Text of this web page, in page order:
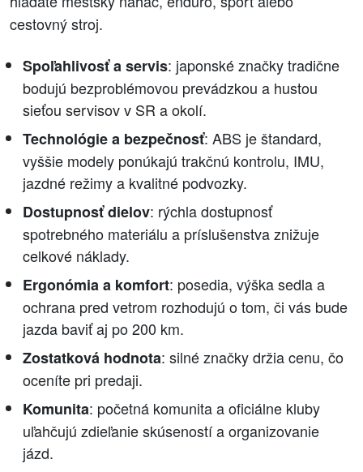
cestovný stroj.
Spoľahlivosť a servis: japonské značky tradične
bodujú bezproblémovou prevádzkou a hustou
sieťou servisov v SR a okolí.
Technológie a bezpečnosť: ABS je štandard,
vyššie modely ponúkajú trakčnú kontrolu, IMU,
jazdné režimy a kvalitné podvozky.
Dostupnosť dielov: rýchla dostupnosť
spotrebného materiálu a príslušenstva znižuje
celkové náklady.
Ergonómia a komfort: posedia, výška sedla a
ochrana pred vetrom rozhodujú o tom, či vás bude
jazda baviť aj po 200 km.
Zostatková hodnota: silné značky držia cenu, čo
oceníte pri predaji.
Komunita: početná komunita a oficiálne kluby
uľahčujú zdieľanie skúseností a organizovanie
jázd.